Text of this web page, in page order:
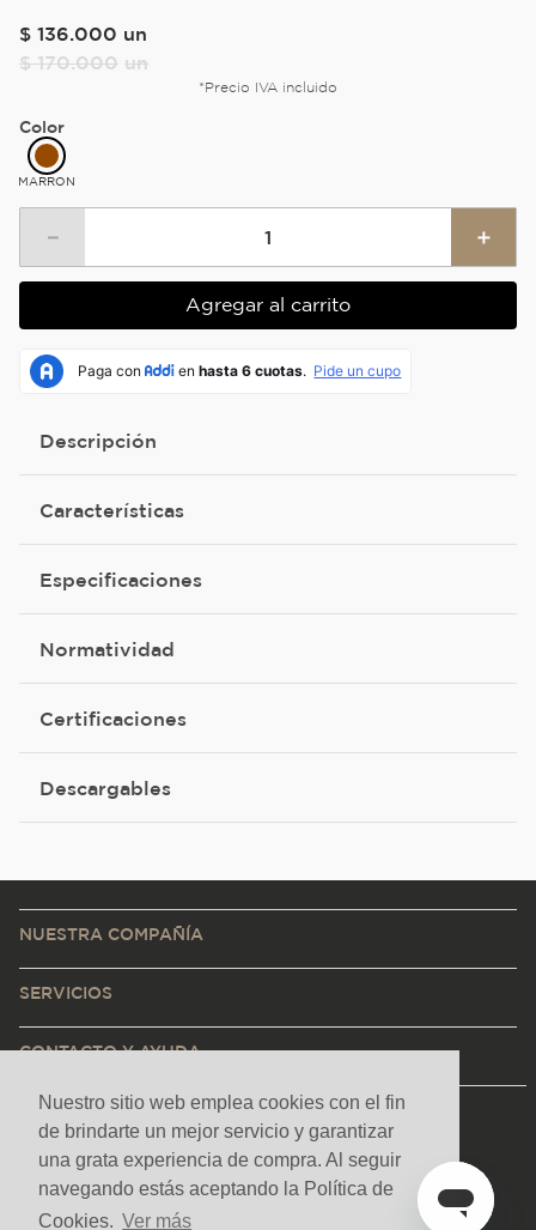
Nuestro sitio web emplea cookies con el fin
de brindarte un mejor servicio y garantizar
una grata experiencia de compra. Al seguir
navegando estás aceptando la Política de
Cookies. Ver más
$ 136.000 un
$ 170.000 un
*Precio IVA incluido
Color
MARRON
＋
－
Agregar al carrito
Descripción
Características
Especificaciones
Normatividad
Certificaciones
Descargables
NUESTRA COMPAÑÍA
SERVICIOS
CONTACTO Y AYUDA